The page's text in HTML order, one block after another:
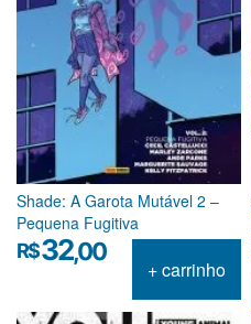
Shade: A Garota Mutável 2 –
Pequena Fugitiva
R$32,00
+ carrinho